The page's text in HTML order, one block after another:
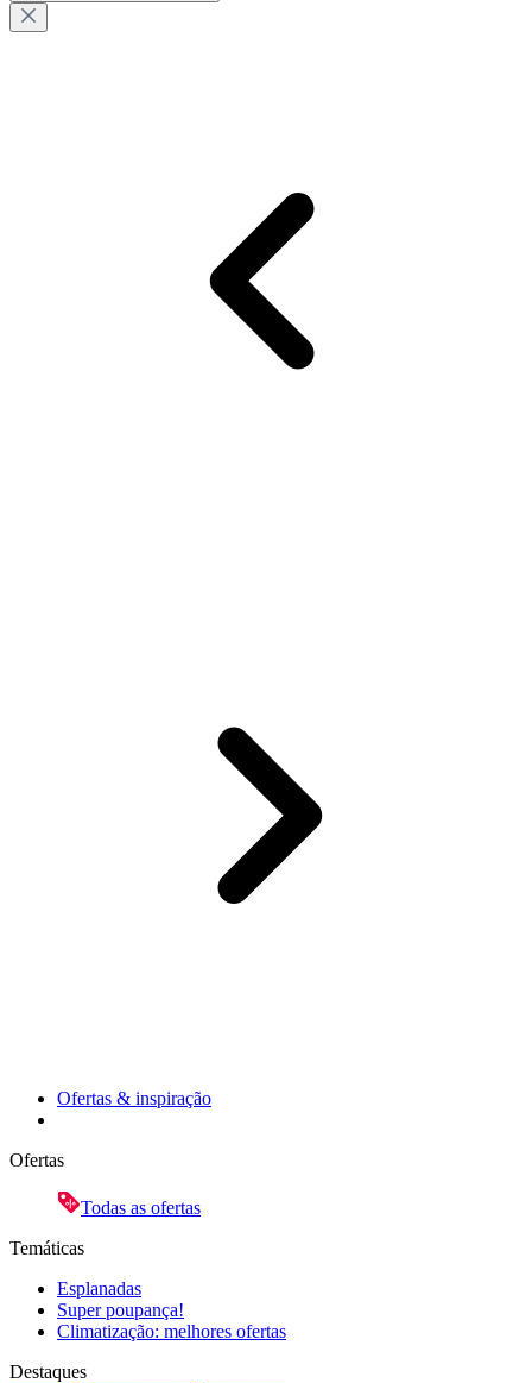
Ofertas & inspiração
Ofertas
Todas as ofertas
Temáticas
Esplanadas
Super poupança!
Climatização: melhores ofertas
Destaques